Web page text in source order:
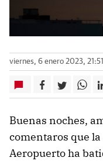
viernes, 6 enero 2023, 21:51
Buenas noches,
comentaros que
Aeropuerto ha